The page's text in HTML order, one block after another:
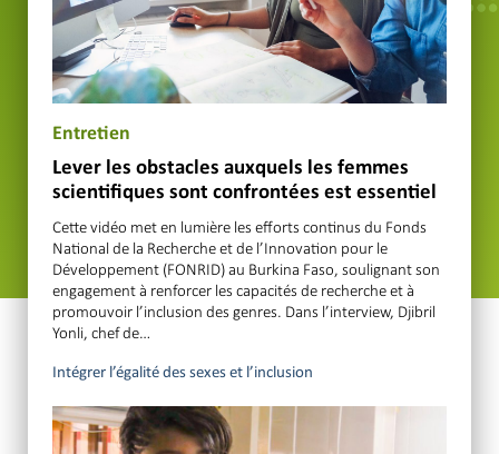
Entretien
Lever les obstacles auxquels les femmes
scientifiques sont confrontées est essentiel
Cette vidéo met en lumière les efforts continus du Fonds
National de la Recherche et de l’Innovation pour le
Développement (FONRID) au Burkina Faso, soulignant son
engagement à renforcer les capacités de recherche et à
promouvoir l’inclusion des genres. Dans l’interview, Djibril
Yonli, chef de…
Intégrer l’égalité des sexes et l’inclusion